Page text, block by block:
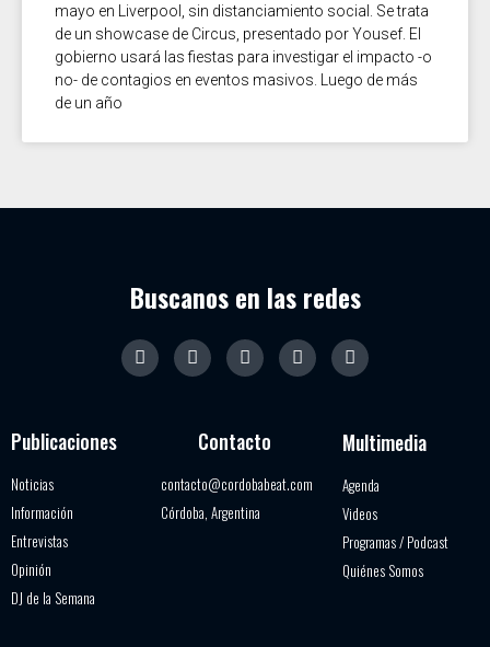
mayo en Liverpool, sin distanciamiento social. Se trata
de un showcase de Circus, presentado por Yousef. El
gobierno usará las fiestas para investigar el impacto -o
no- de contagios en eventos masivos. Luego de más
de un año
Buscanos en las redes
Publicaciones
Noticias
Información
Entrevistas
Opinión
DJ de la Semana
Contacto
contacto@cordobabeat.com
Córdoba, Argentina
Multimedia
Agenda
Videos
Programas / Podcast
Quiénes Somos